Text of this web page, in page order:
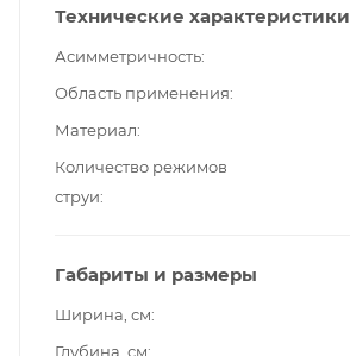
Технические характеристики
Асимметричность
Область применения
Материал
Количество режимов
струи
Габариты и размеры
Ширина, см
Глубина, см